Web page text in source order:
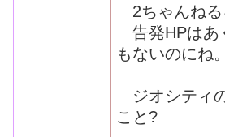
2ちゃんねる
告発HPはあ
もないのにね
ジオシティ
こと?